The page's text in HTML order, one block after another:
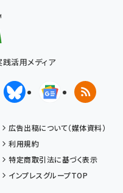
活用メディア
ックス)BlueskyGoogleニュ
RSS
広告出稿について（媒体資料）
利用規約
特定商取引法に基づく表示
インプレスグループTOP